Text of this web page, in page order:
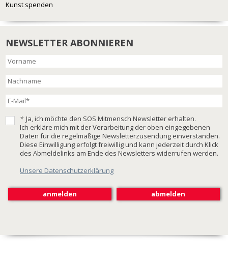
Kunst spenden
NEWSLETTER ABONNIEREN
* Ja, ich möchte den SOS Mitmensch Newsletter erhalten.
Ich erkläre mich mit der Verarbeitung der oben eingegebenen
Daten für die regelmäßige Newsletterzusendung einverstanden.
Diese Einwilligung erfolgt freiwillig und kann jederzeit durch Klick
des Abmeldelinks am Ende des Newsletters widerrufen werden.
Unsere Datenschutzerklärung